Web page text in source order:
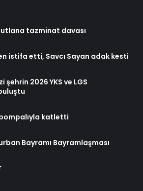
tazminat davası
istifa etti, Savcı Sayan adak kesti
şehrin 2026 YKS ve LGS
pompalıyla katletti
Bayramı Bayramlaşması